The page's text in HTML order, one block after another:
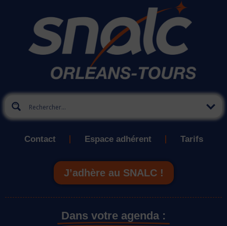
Contact Espace adhérent Tarifs
J’adhère au SNALC !
Dans votre agenda :